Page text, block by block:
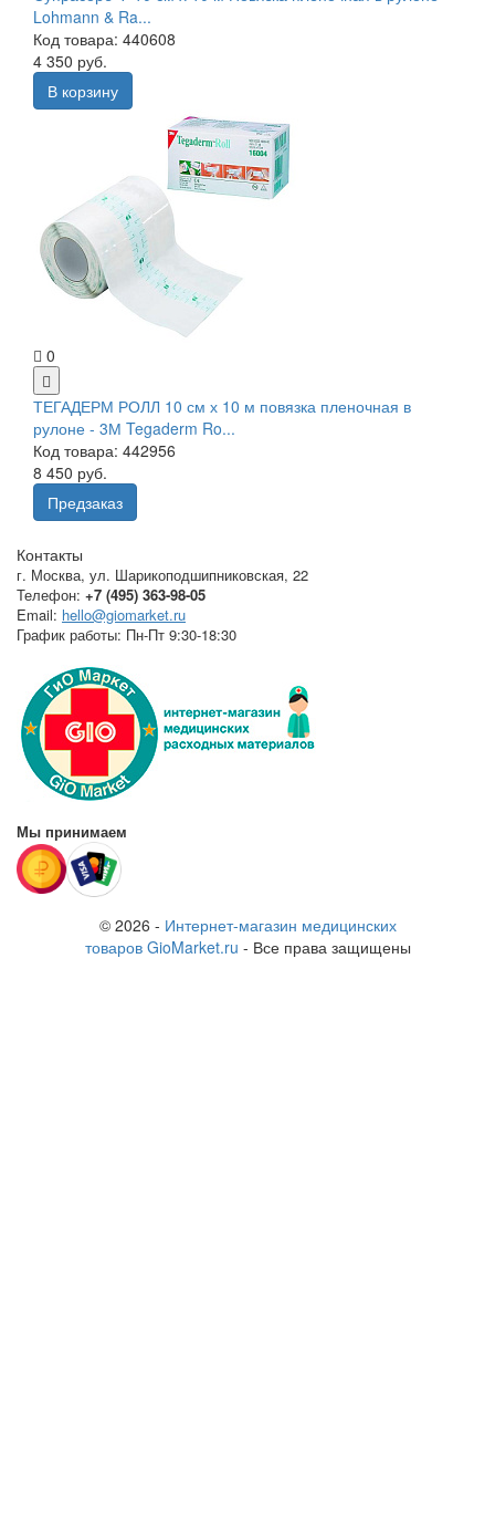
Lohmann & Ra...
Код товара: 440608
4 350 руб.
В корзину
0
ТЕГАДЕРМ РОЛЛ 10 см х 10 м повязка пленочная в
рулоне - 3М Tegaderm Ro...
Код товара: 442956
8 450 руб.
Предзаказ
Контакты
г. Москва, ул. Шарикоподшипниковская, 22
Телефон: +7 (495) 363-98-05
Email: hello@giomarket.ru
График работы: Пн-Пт 9:30-18:30
Мы принимаем
© 2026 - Интернет-магазин медицинских
товаров GioMarket.ru - Все права защищены